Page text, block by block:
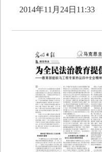
2014年11月24日11:33